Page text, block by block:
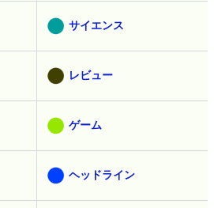
サイエンス
レビュー
ゲーム
ヘッドライン